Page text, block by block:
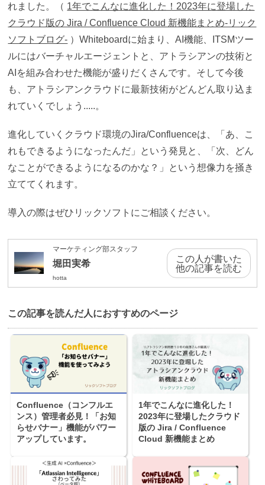
れました。（ 1年でこんなに進化した！2023年に登場した
クラウド版の Jira / Confluence Cloud 新機能まとめ-リック
ソフトブログ- ）Whiteboardに始まり、AI機能、ITSMツー
ルにはバーチャルエージェントと、アトラシアンの技術と
AIを組み合わせた機能が盛りだくさんです。そして今後
も、アトラシアンクラウドに最新技術がどんどん取り込ま
れていくでしょう.....。
進化していくクラウド環境のJira/Confluenceは、「あ、こ
れもできるようになったんだ」という発見と、「次、どん
なことができるようになるのかな？」という想像力を掻き
立ててくれます。
導入の際はぜひリックソフトにご相談ください。
マーケティング部スタッフ
堀田実希
hotta
この人が書いた
他の記事を読む
この記事を読んだ⼈におすすめのページ
Confluence（コンフルエ
ンス）管理者必見！「お知
らせバナー」機能がパワー
アップしています。
1年でこんなに進化した！
2023年に登場したクラウド
版の Jira / Confluence
Cloud 新機能まとめ